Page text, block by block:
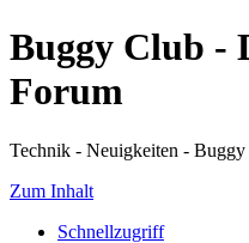
Buggy Club -
Forum
Technik - Neuigkeiten - Buggy
Zum Inhalt
Schnellzugriff